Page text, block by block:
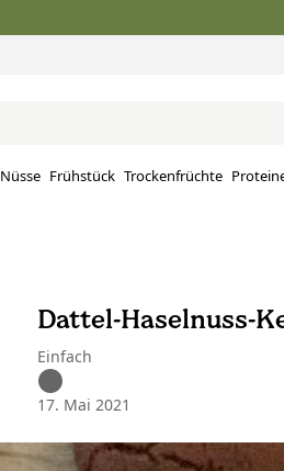
Nüsse Frühstück Trockenfrüchte
Dattel-Haselnuss-
Einfach
17. Mai 2021